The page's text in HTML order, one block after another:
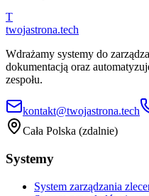
T
twojastrona.tech
Wdrażamy systemy do
dokumentacją oraz
zespołu.
kontakt@twojastrona.tech
Cała Polska (zdalnie)
Systemy
System zarządzania